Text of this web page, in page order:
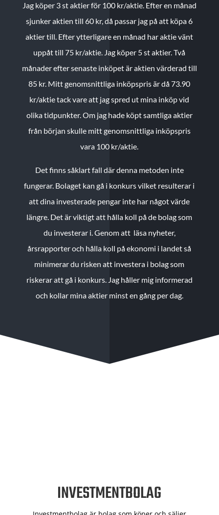
Jag köper 3 st aktier för 100 kr/aktie. Efter en månad
sjunker aktien till 60 kr, då passar jag på att köpa 6
aktier till. Efter ytterligare en månad har aktie vänt
uppåt till 75 kr/aktie. Jag köper 5 st aktier.Två
månader efter senaste inköpet är aktien värderad till
85 kr. Mitt genomsnittliga inköpspris är då 73.90
kr/aktie tack vare att jag spred ut mina inköp vid
olika tidpunkter. Om jag hade köpt samtliga aktier
från början skulle mitt genomsnittliga inköpspris
vara 100 kr/aktie.
Det finns såklart fall där denna metoden inte
fungerar. Bolaget kan gå i konkurs vilket resulterar i
att dina investerade pengar inte har något värde
längre. Det är viktigt att hålla koll på de bolag som
du investerar i. Genom att läsa nyheter,
årsrapporter och hålla koll på ekonomi i landet så
minimerar du risken att investera i bolag som
riskerar att gå i konkurs. Jag håller mig informerad
och kollar mina aktier minst en gång per dag.
INVESTMENTBOLAG